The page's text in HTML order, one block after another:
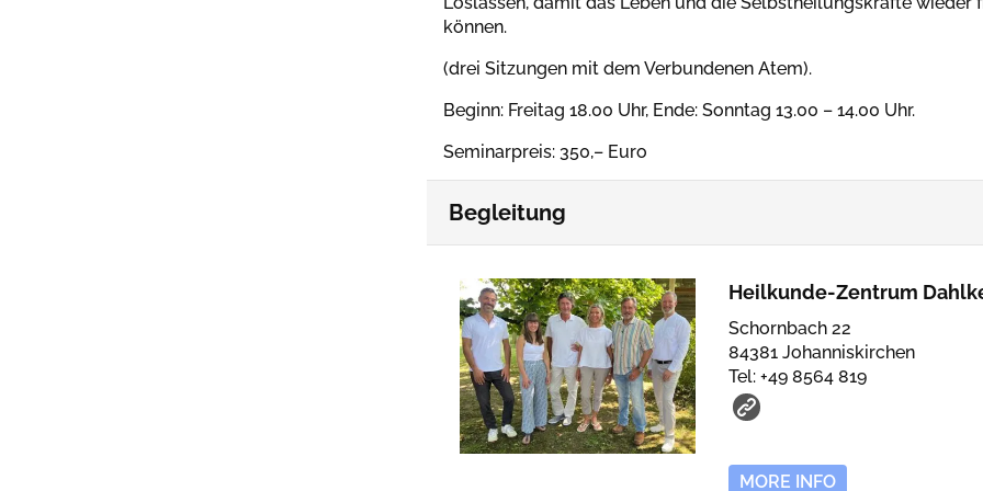
können.
(drei Sitzungen mit dem Verbundenen Atem).
Beginn: Freitag 18.00 Uhr, Ende: Sonntag 13.00 – 14.00 Uhr.
Seminarpreis: 350,– Euro
Begleitung
Heilkunde-Zentrum
Schornbach 22
84381 Johanniskirchen
Tel: +49 8564 819
MORE INFO